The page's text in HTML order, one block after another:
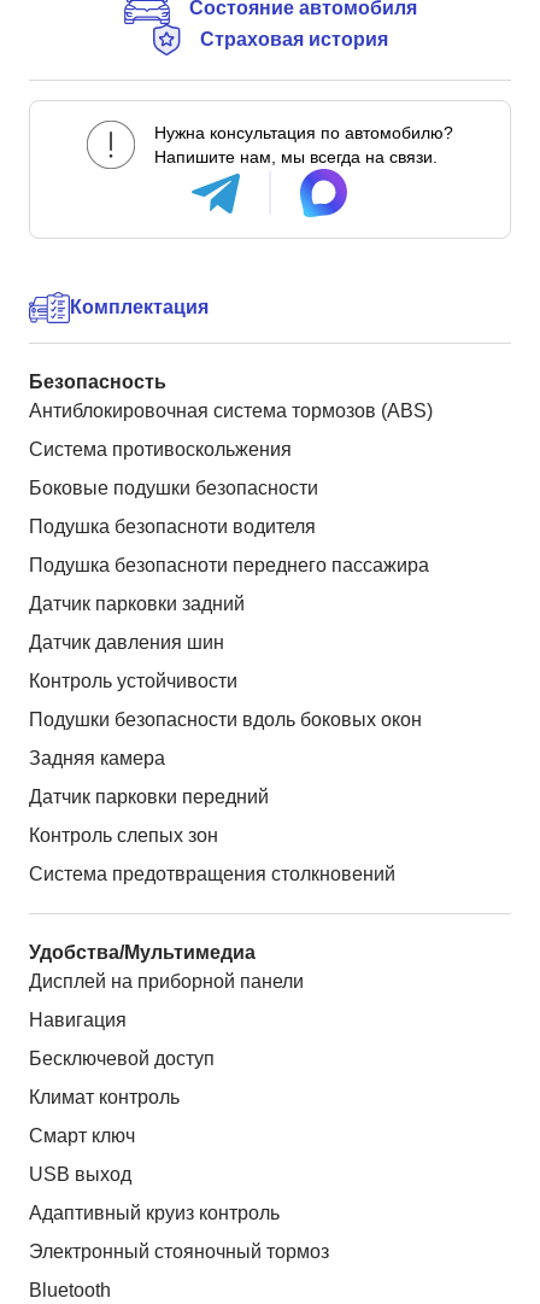
Состояние автомобиля
Страховая история
Нужна консультация по автомобилю?
Напишите нам, мы всегда на связи.
Комплектация
Безопасность
Антиблокировочная система тормозов (ABS)
Система противоскольжения
Боковые подушки безопасности
Подушка безопасноти водителя
Подушка безопасноти переднего пассажира
Датчик парковки задний
Датчик давления шин
Контроль устойчивости
Подушки безопасности вдоль боковых окон
Задняя камера
Датчик парковки передний
Контроль слепых зон
Система предотвращения столкновений
Удобства/Мультимедиа
Дисплей на приборной панели
Навигация
Бесключевой доступ
Климат контроль
Смарт ключ
USB выход
Адаптивный круиз контроль
Электронный стояночный тормоз
Bluetooth